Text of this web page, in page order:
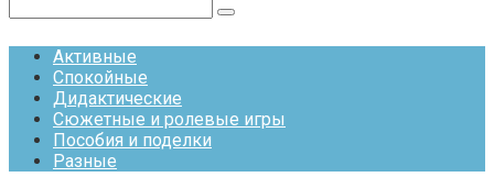
Активные
Спокойные
Дидактические
Сюжетные и ролевые игры
Пособия и поделки
Разные